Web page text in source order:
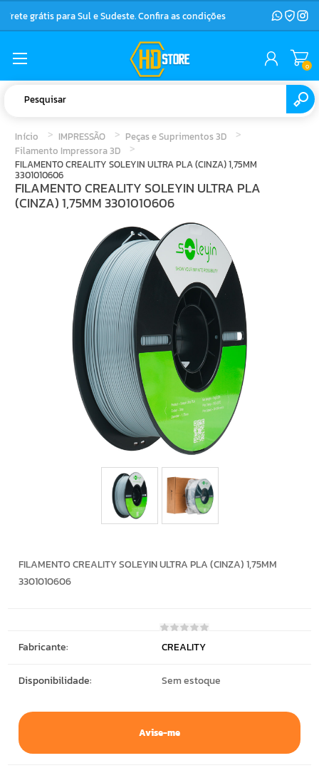
Frete grátis para Sul e Sudeste. Confira as condições
0
Início IMPRESSÃO
Peças e Suprimentos 3D
Filamento Impressora 3D
FILAMENTO CREALITY SOLEYIN ULTRA PLA (CINZA) 1,75MM
3301010606
FILAMENTO CREALITY SOLEYIN ULTRA PLA
(CINZA) 1,75MM 3301010606
FILAMENTO CREALITY SOLEYIN ULTRA PLA (CINZA) 1,75MM
3301010606
Fabricante: CREALITY
Disponibilidade: Sem estoque
Avise-me